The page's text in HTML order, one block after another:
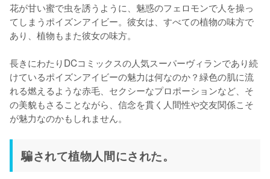
花が甘い蜜で虫を誘うように、魅惑のフェロモンで人を操っ
てしまうポイズンアイビー。彼女は、すべての植物の味方で
あり、植物もまた彼女の味方。
長きにわたりDCコミックスの人気スーパーヴィランであり続
けているポイズンアイビーの魅力は何なのか？緑色の肌に流
れる燃えるような赤毛、セクシーなプロポーションなど、そ
の美貌もさることながら、信念を貫く人間性や交友関係こそ
が魅力なのかもしれません。
騙されて植物人間にされた。